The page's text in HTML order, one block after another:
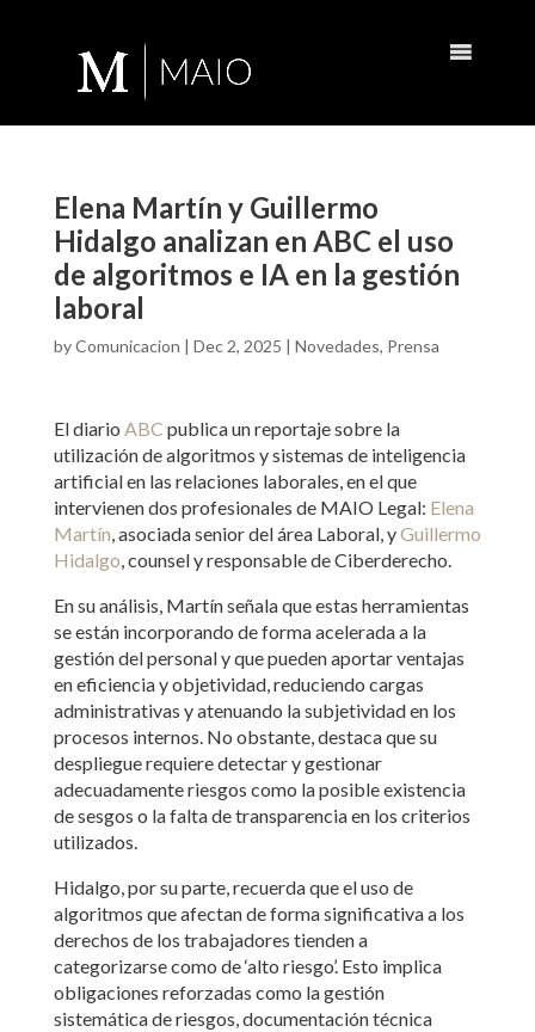
Elena Martín y Guillermo
Hidalgo analizan en ABC el uso
de algoritmos e IA en la gestión
laboral
byComunicacion | Dec 2, 2025 | Novedades, Prensa
El diario ABC publica un reportaje sobre la
utilización de algoritmos y sistemas de inteligencia
artificial en las relaciones laborales, en el que
intervienen dos profesionales de MAIO Legal: Elena
Martín, asociada senior del área Laboral, yGuillermo
Hidalgo, counsel y responsable de Ciberderecho.
En su análisis, Martín señala que estas herramientas
se están incorporando de forma acelerada a la
gestión del personal y que pueden aportar ventajas
en eficiencia y objetividad, reduciendo cargas
administrativas y atenuando la subjetividad en los
procesos internos. No obstante, destaca que su
despliegue requiere detectar y gestionar
adecuadamente riesgos como la posible existencia
de sesgos o la falta de transparencia en los criterios
utilizados.
Hidalgo, por su parte, recuerda que el uso de
algoritmos que afectan de forma significativa a los
derechos de los trabajadores tienden a
categorizarse como de ‘alto riesgo’. Esto implica
obligaciones reforzadas como la gestión
sistemática de riesgos, documentación técnica